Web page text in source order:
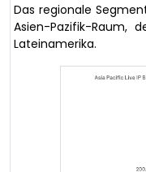
Das regionale
Asien-Pazifik-Raum,
Lateinamerika.